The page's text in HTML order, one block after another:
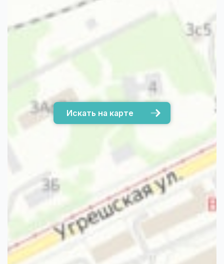
Искать на карте